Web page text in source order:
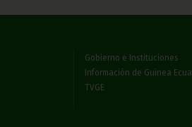
Gobierno e Instituciones
Información de Guinea
TVGE